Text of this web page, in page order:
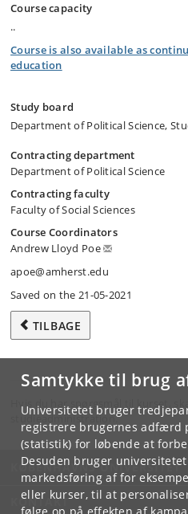
Samtykke til brug
Universitetet bruger
registrere brugernes adfærd
(statistik) for løbende at
Desuden bruger
markedsføring af for
eller kurser, til at
Course capacity
..
Course is also available as
education
Study board
Department of Political Science,
Contracting department
Department of Political Science
Contracting faculty
Faculty of Social Sciences
Course Coordinators
Andrew Lloyd Poe
apoe@amherst.edu
Saved on the 21-05-2021
TILBAGE
Hvis du har spørgsmål til kurset,
studieadministration.
KØBENHAVNS UNIVERSITET
KONTAKT